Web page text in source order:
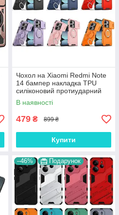
Чохол на Xiaomi Redmi Note
14 бампер накладка TPU
силіконовий протиударний
оригінальний "S-ARMOR"
В наявності
479 ₴ 899 ₴
Купити
–46% Подарунок